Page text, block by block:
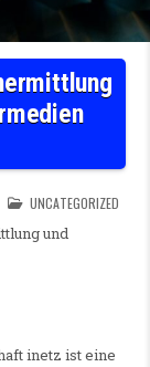
INGENIEUR TECHNISCHE
POSTED IN
UNCATEGORIZED
und
inetz ist eine